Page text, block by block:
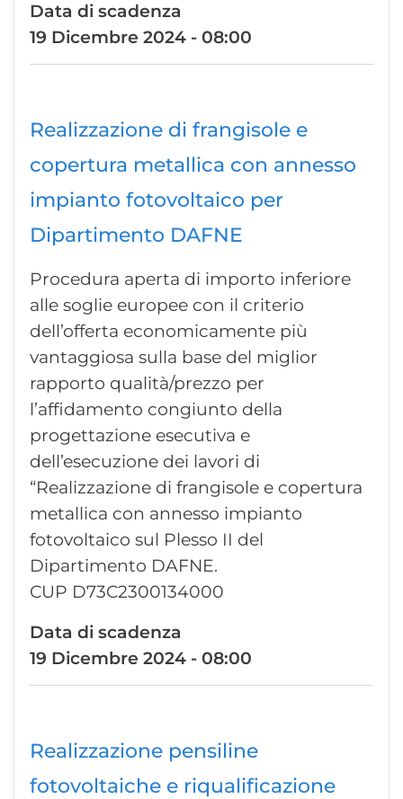
Data di scadenza
19 Dicembre 2024 - 08:00
Realizzazione di frangisole e
copertura metallica con annesso
impianto fotovoltaico per
Dipartimento DAFNE
Procedura aperta di importo inferiore
alle soglie europee con il criterio
dell’offerta economicamente più
vantaggiosa sulla base del miglior
rapporto qualità/prezzo per
l’affidamento congiunto della
progettazione esecutiva e
dell’esecuzione dei lavori di
“Realizzazione di frangisole e copertura
metallica con annesso impianto
fotovoltaico sul Plesso II del
Dipartimento DAFNE.
CUP D73C2300134000
Data di scadenza
19 Dicembre 2024 - 08:00
Realizzazione pensiline
fotovoltaiche e riqualificazione